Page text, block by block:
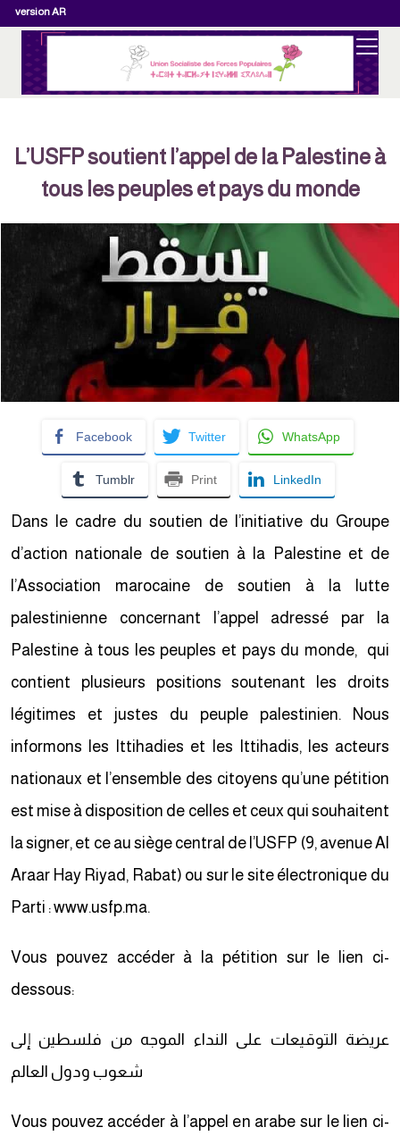
version AR
L’USFP soutient l’appel de la Palestine à
tous les peuples et pays du monde
Facebook Twitter WhatsApp
Tumblr Print LinkedIn
Dans le cadre du soutien de l’initiative du Groupe
d’action nationale de soutien à la Palestine et de
l’Association marocaine de soutien à la lutte
palestinienne concernant l’appel adressé par la
Palestine à tous les peuples et pays du monde, qui
contient plusieurs positions soutenant les droits
légitimes et justes du peuple palestinien. Nous
informons les Ittihadies et les Ittihadis, les acteurs
nationaux et l’ensemble des citoyens qu’une pétition
est mise à disposition de celles et ceux qui souhaitent
la signer, et ce au siège central de l’USFP (9, avenue Al
Araar Hay Riyad, Rabat) ou sur le site électronique du
Parti : www.usfp.ma.
Vous pouvez accéder à la pétition sur le lien ci-
dessous:
عريضة التوقيعات على النداء الموجه من فلسطين إلى
شعوب ودول العالم
Vous pouvez accéder à l’appel en arabe sur le lien ci-